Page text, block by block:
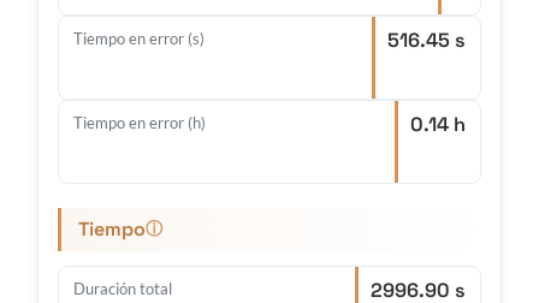
Tiempo en error (s) 516.45 s
Tiempo en error (h) 0.14 h
Tiempoⓘ
Duración total 2996.90 s